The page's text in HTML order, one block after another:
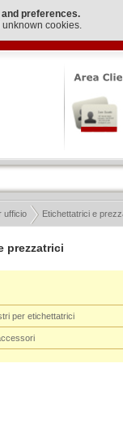
preferences.
cookies.
prezzatrici
per etichettatrici
ufficio Etichettatrici e